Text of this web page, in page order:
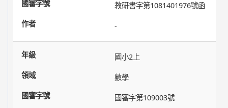
教研書字第1081401976號函
-
國小2上
數學
國審字第109003號